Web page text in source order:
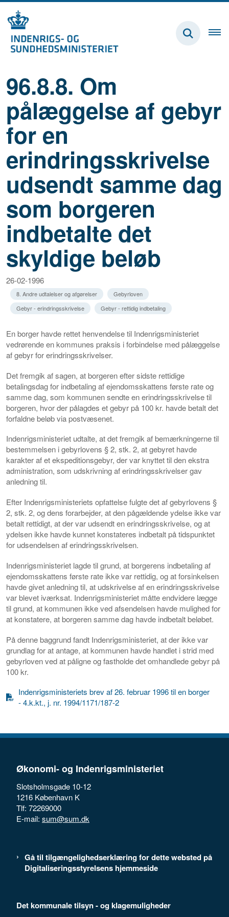
96.8.8. Om
pålæggelse af gebyr
for en
erindringsskrivelse
udsendt samme dag
som borgeren
indbetalte det
skyldige beløb
26-02-1996
8. Andre udtalelser og afgørelser
Gebyrloven
Gebyr - erindringsskrivelse
Gebyr - rettidig indbetaling
En borger havde rettet henvendelse til Indenrigsministeriet
vedrørende en kommunes praksis i forbindelse med pålæggelse
af gebyr for erindringsskrivelser.
Det fremgik af sagen, at borgeren efter sidste rettidige
betalingsdag for indbetaling af ejendomsskattens første rate og
samme dag, som kommunen sendte en erindringsskrivelse til
borgeren, hvor der pålagdes et gebyr på 100 kr. havde betalt det
forfaldne beløb via postvæsenet.
Indenrigsministeriet udtalte, at det fremgik af bemærkningerne til
bestemmelsen i gebyrlovens § 2, stk. 2, at gebyret havde
karakter af et ekspeditionsgebyr, der var knyttet til den ekstra
administration, som udskrivning af erindringsskrivelser gav
anledning til.
Efter Indenrigsministeriets opfattelse fulgte det af gebyrlovens §
2, stk. 2, og dens forarbejder, at den pågældende ydelse ikke var
betalt rettidigt, at der var udsendt en erindringsskrivelse, og at
ydelsen ikke havde kunnet konstateres indbetalt på tidspunktet
for udsendelsen af erindringsskrivelsen.
Indenrigsministeriet lagde til grund, at borgerens indbetaling af
ejendomsskattens første rate ikke var rettidig, og at forsinkelsen
havde givet anledning til, at udskrivelse af en erindringsskrivelse
var blevet iværksat. Indenrigsministeriet måtte endvidere lægge
til grund, at kommunen ikke ved afsendelsen havde mulighed for
at konstatere, at borgeren samme dag havde indbetalt beløbet.
På denne baggrund fandt Indenrigsministeriet, at der ikke var
grundlag for at antage, at kommunen havde handlet i strid med
gebyrloven ved at påligne og fastholde det omhandlede gebyr på
100 kr.
Indenrigsministeriets brev af 26. februar 1996 til en borger
- 4.k.kt., j. nr. 1994/1171/187-2
Økonomi- og Indenrigsministeriet
Slotsholmsgade 10-12
1216 København K
Tlf: 72269000
E-mail: sum@sum.dk
Gå til tilgængelighedserklæring for dette websted på
Digitaliseringsstyrelsens hjemmeside
Det kommunale tilsyn - og klagemuligheder